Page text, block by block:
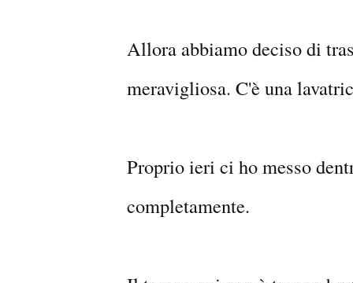
Allora abbiamo deciso di
meravigliosa. C'è una
Proprio ieri ci ho messo
completamente.